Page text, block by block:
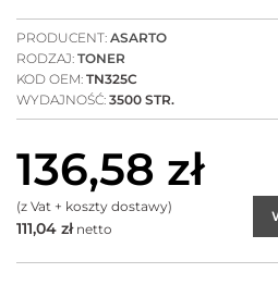
PRODUCENT: ASARTO
RODZAJ: TONER
KOD OEM: TN325C
WYDAJNOŚĆ: 3500 STR.
136,58 zł
(z Vat + koszty dostawy)
111,04 złnetto